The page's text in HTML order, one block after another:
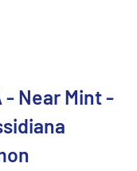
- Near Mint -